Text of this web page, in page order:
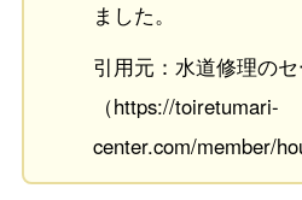
ました。
引用元：水道修理の
（https://toiretumari-
center.com/member/